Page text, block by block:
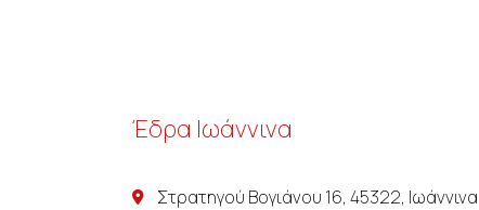
Έδρα Ιωάννινα
Στρατηγού Βογιάνου 16, 45322, Ιωάννινα